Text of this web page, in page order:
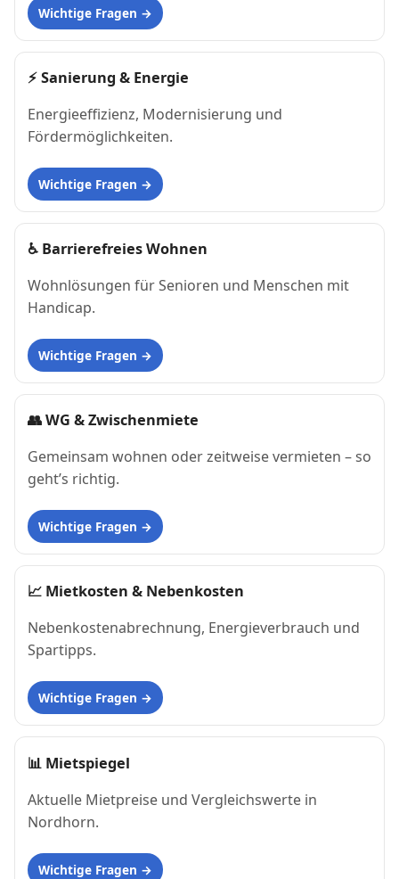
Wichtige Fragen
⚡Sanierung & Energie
Energieeffizienz, Modernisierung und
Fördermöglichkeiten.
Wichtige Fragen
♿ Barrierefreies Wohnen
Wohnlösungen für Senioren und Menschen mit
Handicap.
Wichtige Fragen
👥WG & Zwischenmiete
Gemeinsam wohnen oder zeitweise vermieten – so
geht’s richtig.
Wichtige Fragen
📈 Mietkosten & Nebenkosten
Nebenkostenabrechnung, Energieverbrauch und
Spartipps.
Wichtige Fragen
📊 Mietspiegel
Aktuelle Mietpreise und Vergleichswerte in
Nordhorn.
Wichtige Fragen